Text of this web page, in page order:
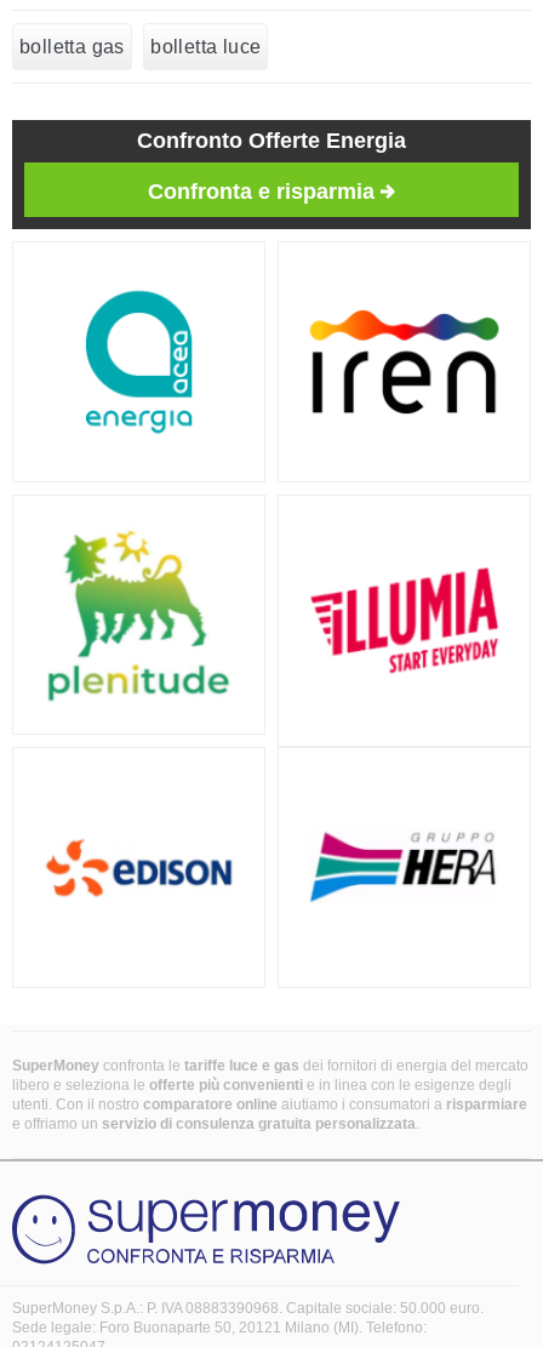
bolletta gas bolletta luce
Confronto Offerte Energia
Confronta e risparmia
SuperMoney confronta le tariffe luce e gas dei fornitori di energia del mercato
libero e seleziona le offerte più convenienti e in linea con le esigenze degli
utenti. Con il nostro comparatore online aiutiamo i consumatori a risparmiare
e offriamo un servizio di consulenza gratuita personalizzata.
SuperMoney S.p.A.: P. IVA 08883390968. Capitale sociale: 50.000 euro.
Sede legale: Foro Buonaparte 50, 20121 Milano (MI). Telefono: